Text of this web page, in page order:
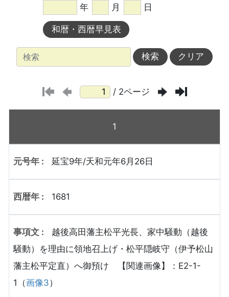
年
月 日
/ 2ページ
1
延宝9年/天和元年6月26日
1681
越後高田藩主松平光長、家中騒動（越後
騒動）を理由に領地召上げ・松平隠岐守（伊予松山
藩主松平定直）へ御預け 【関連画像】：E2-1-
1（画像3）